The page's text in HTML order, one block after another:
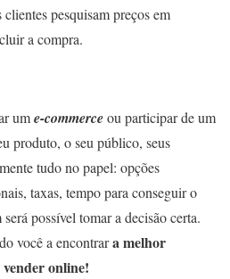
clientes pesquisam preços em
a compra.
ume-commerceou participar de um
produto, o seu público, seus
tudo no papel: opções
taxas, tempo para conseguir o
possível tomar a decisão certa.
você a encontrara melhor
online!